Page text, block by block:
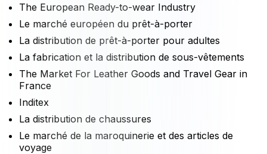
The European Ready-to-wear Industry
Le marché européen du prêt-à-porter
La distribution de prêt-à-porter pour adultes
La fabrication et la distribution de sous-vêtements
The Market For Leather Goods and Travel Gear in
France
Inditex
La distribution de chaussures
Le marché de la maroquinerie et des articles de
voyage